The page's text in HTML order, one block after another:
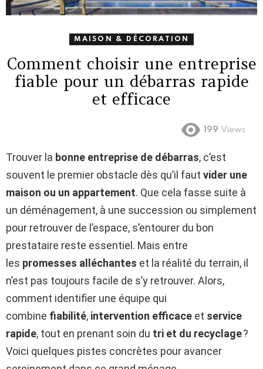
MAISON & DÉCORATION
Comment choisir une entreprise
fiable pour un débarras rapide
et efficace
199 Views
Trouver la bonne entreprise de débarras, c’est
souvent le premier obstacle dès qu’il faut vider une
maison ou un appartement. Que cela fasse suite à
un déménagement, à une succession ou simplement
pour retrouver de l’espace, s’entourer du bon
prestataire reste essentiel. Mais entre
les promesses alléchantes et la réalité du terrain, il
n’est pas toujours facile de s’y retrouver. Alors,
comment identifier une équipe qui
combine fiabilité, intervention efficace et service
rapide, tout en prenant soin du tri et du recyclage?
Voici quelques pistes concrètes pour avancer